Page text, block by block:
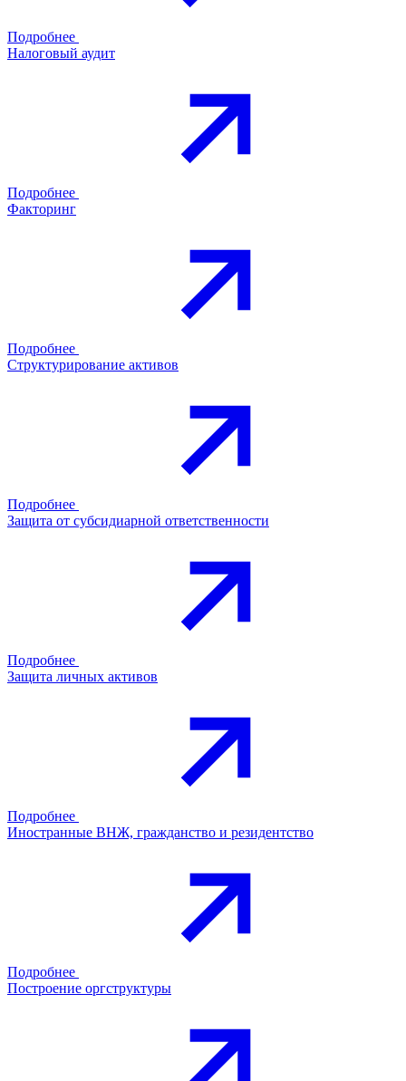
Подробнее
Налоговый аудит
Подробнее
Факторинг
Подробнее
Структурирование активов
Подробнее
Защита от субсидиарной ответственности
Подробнее
Защита личных активов
Подробнее
Иностранные ВНЖ, гражданство и резидентство
Подробнее
Построение оргструктуры